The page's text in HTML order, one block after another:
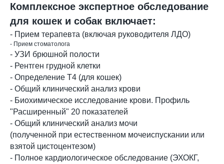
Комплексное экспертное обследование
для кошек и собак включает:
- Прием терапевта (включая руководителя ЛДО)
- Прием стоматолога
- УЗИ брюшной полости
- Рентген грудной клетки
- Определение Т4 (для кошек)
- Общий клинический анализ крови
- Биохимическое исследование крови. Профиль
"Расширенный" 20 показателей
- Общий клинический анализ мочи
(полученной при естественном мочеиспускании или
взятой цистоцентезом)
- Полное кардиологическое обследование (ЭХОКГ,